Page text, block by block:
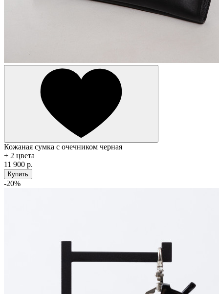
Кожаная сумка с очечником черная
+ 2 цвета
11 900 р.
Купить
-20%